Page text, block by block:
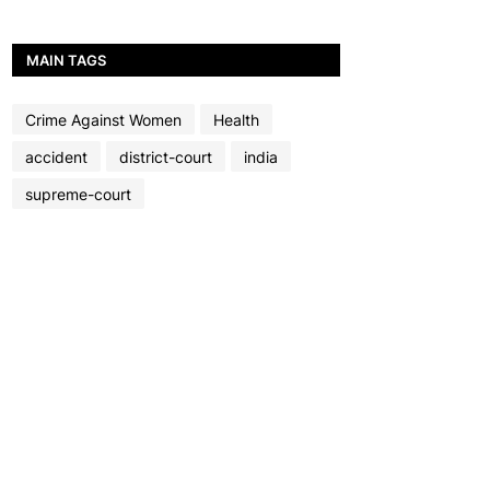
MAIN TAGS
Crime Against Women
Health
accident
district-court
india
supreme-court